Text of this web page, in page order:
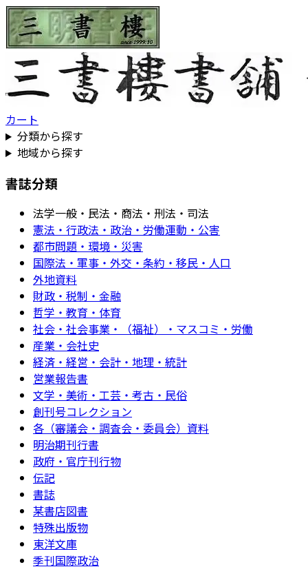
カート
分類から探す
地域から探す
書誌分類
法学一般・民法・商法・刑法・司法
憲法・行政法・政治・労働運動・公害
都市問題・環境・災害
国際法・軍事・外交・条約・移民・人口
外地資料
財政・税制・金融
哲学・教育・体育
社会・社会事業・（福祉）・マスコミ・労働
産業・会社史
経済・経営・会計・地理・統計
営業報告書
文学・美術・工芸・考古・民俗
創刊号コレクション
各（審議会・調査会・委員会）資料
明治期刊行書
政府・官庁刊行物
伝記
書誌
某書店図書
特殊出版物
東洋文庫
季刊国際政治